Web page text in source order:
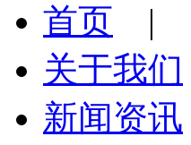
首页 |
关于我们
新闻资讯